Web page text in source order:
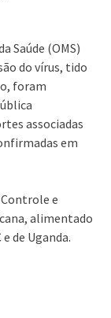
Saúde (OMS)
do vírus, tido
foram
associadas
em
e
alimentado
de Uganda.